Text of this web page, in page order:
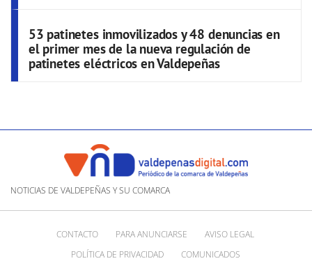
53 patinetes inmovilizados y 48 denuncias en
el primer mes de la nueva regulación de
patinetes eléctricos en Valdepeñas
NOTICIAS DE VALDEPEÑAS Y SU COMARCA
CONTACTO PARA ANUNCIARSE
AVISO LEGAL
POLÍTICA DE PRIVACIDAD
COMUNICADOS